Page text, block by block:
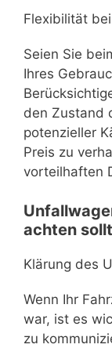
Flexibilität
Seien Sie
Ihres
den Zustand
potenzieller
Preis zu
vorteilhaften
achten
Klärung des
Wenn Ihr
war, ist es
zu